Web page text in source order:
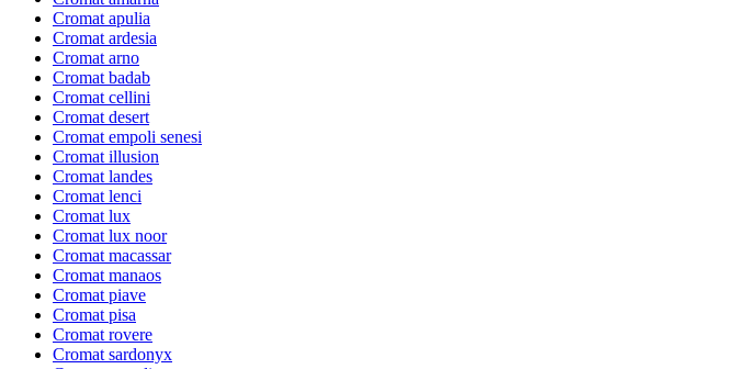
Cromat apulia
Cromat ardesia
Cromat arno
Cromat badab
Cromat cellini
Cromat desert
Cromat empoli senesi
Cromat illusion
Cromat landes
Cromat lenci
Cromat lux
Cromat lux noor
Cromat macassar
Cromat manaos
Cromat piave
Cromat pisa
Cromat rovere
Cromat sardonyx